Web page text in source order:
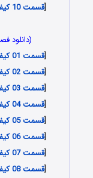
[قسمت 10 کیفیت 1080p
(دانلود
[قسمت 01 کیفیت 1080p
[قسمت 02 کیفیت 1080p
[قسمت 03 کیفیت 1080p
[قسمت 04 کیفیت 1080p
[قسمت 05 کیفیت 1080p
[قسمت 06 کیفیت 1080p
[قسمت 07 کیفیت 1080p
[قسمت 08 کیفیت 1080p